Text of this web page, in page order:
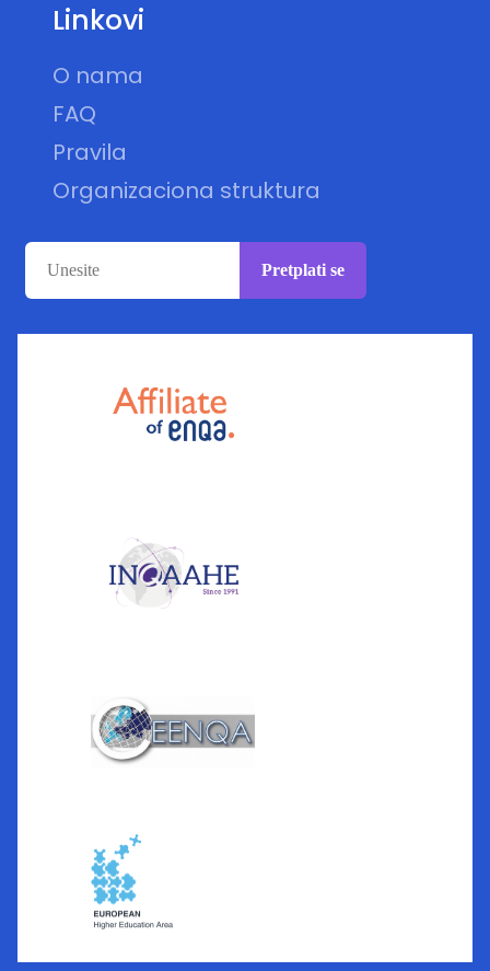
Linkovi
O nama
FAQ
Pravila
Organizaciona struktura
Pretplati se